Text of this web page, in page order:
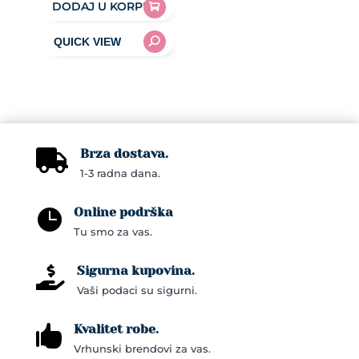
DODAJ U KORPU
 Brza dostava.
1-3 radna dana.
 Online podrška
Tu smo za vas.
 Sigurna kupovina.
Vaši podaci su sigurni.
 Kvalitet robe.
Vrhunski brendovi za vas.